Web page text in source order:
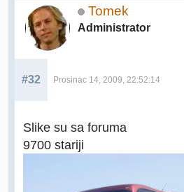
Tomek
Administrator
#32 Prosinac 14, 2009, 22:52:14
Slike su sa foruma
9700 stariji